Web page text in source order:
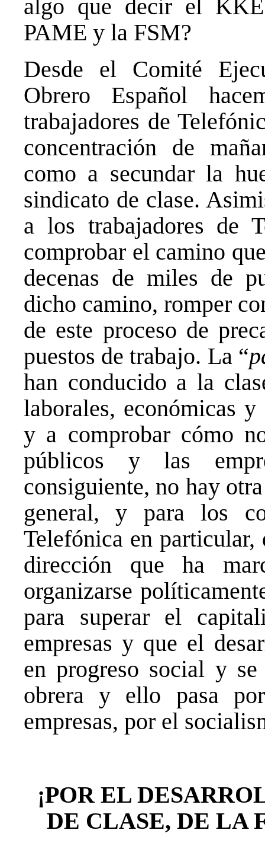
algo que decir el
PAME y la FSM?
Desde el Comité
Obrero Español
trabajadores de
concentración de
como a secundar la
sindicato de clase.
a los trabajadores de
comprobar el camino
decenas de miles de
dicho camino, romper
de este proceso de
puestos de trabajo. La “
han conducido a la
laborales, económicas
y a comprobar cómo
públicos y las
consiguiente, no hay
general, y para los
Telefónica en
dirección que ha
organizarse
para superar el
empresas y que el
en progreso social y
obrera y ello pasa
empresas, por el
¡POR EL
DE CLASE, DE LA